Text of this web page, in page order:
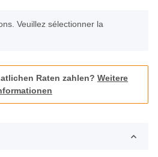
Veuillez sélectionner la
Raten zahlen? Weitere